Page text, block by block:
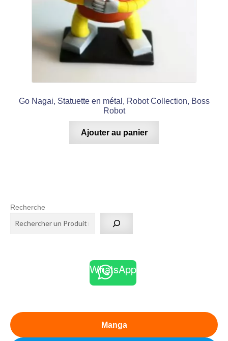
Go Nagai, Statuette en métal, Robot Collection, Boss
Robot
Ajouter au panier
Recherche
WhatsApp
Manga